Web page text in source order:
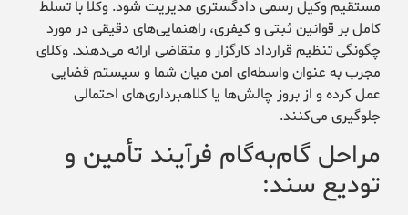
مستقیم وکیل رسمی دادگستری مدیریت شود. وکلا با تسلط
کامل بر قوانین ثبتی و کیفری، راهنمایی‌های دقیقی در مورد
چگونگی تنظیم قرارداد کارگزار و متقاضی ارائه می‌دهند. وکلای
مجرب به عنوان واسطه‌ای امن میان شما و سیستم قضایی
عمل کرده و از بروز چالش‌ها یا کلاهبرداری‌های احتمالی
جلوگیری می‌کنند.
مراحل گام‌به‌گام فرآیند تأمین و
تودیع سند: